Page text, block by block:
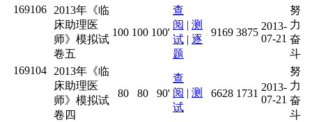
169106
2013年《临
床助理医
师》模拟试
卷五
100 100 100'
查
阅 | 测
试 | 逐
题
9169 3875
2013-
07-21
努
力
奋
斗
169104
2013年《临
床助理医
师》模拟试
卷四
80 80 90'
查
阅 | 测
试
6628 1731
2013-
07-21
努
力
奋
斗